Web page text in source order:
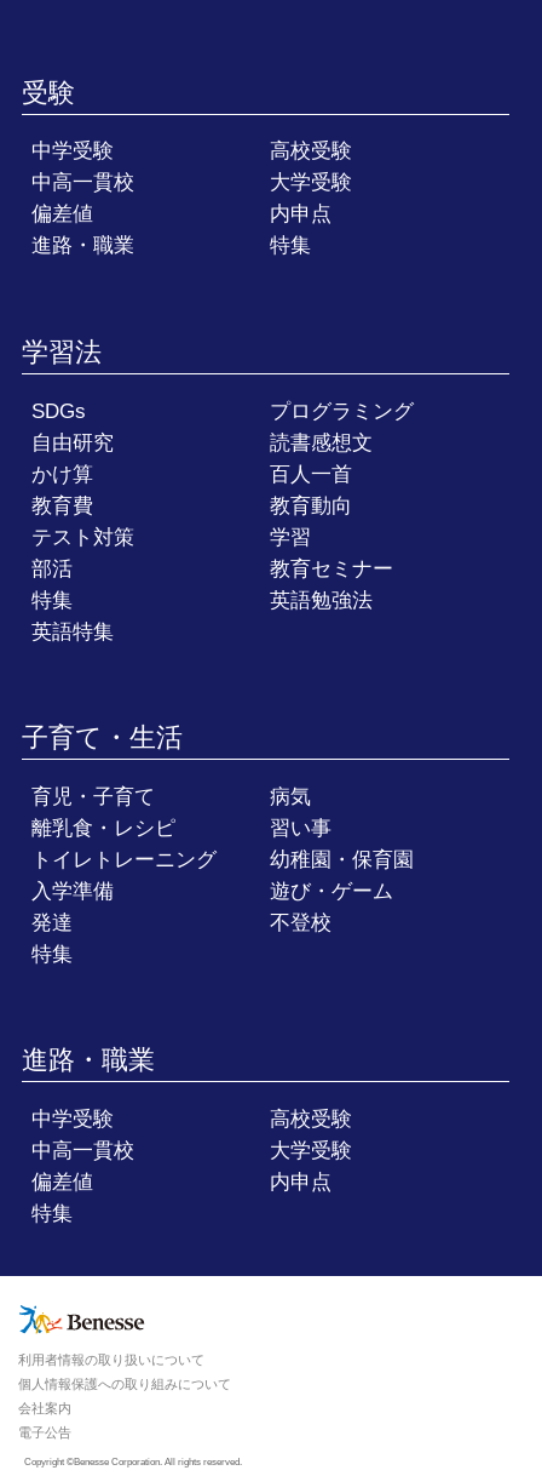
受験
中学受験
高校受験
中高一貫校
大学受験
偏差値
内申点
進路・職業
特集
学習法
SDGs
プログラミング
自由研究
読書感想文
かけ算
百人一首
教育費
教育動向
テスト対策
学習
部活
教育セミナー
特集
英語勉強法
英語特集
子育て・生活
育児・子育て
病気
離乳食・レシピ
習い事
トイレトレーニング
幼稚園・保育園
入学準備
遊び・ゲーム
発達
不登校
特集
進路・職業
中学受験
高校受験
中高一貫校
大学受験
偏差値
内申点
特集
Copyright ©Benesse Corporation. All rights reserved.
利用者情報の取り扱いについて
個人情報保護への取り組みについて
会社案内
電子公告